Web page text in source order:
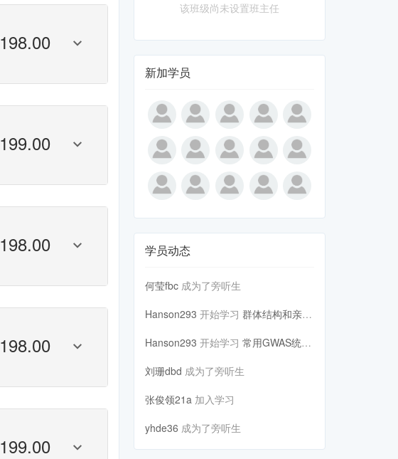
198.00
199.00
198.00
198.00
199.00
该班级尚未设置班主任
新加学员
学员动态
何莹fbc 成为了旁听生
Hanson293 开始学习 群体结构和亲缘关系
Hanson293 开始学习 常用GWAS统计学方法和模型简...
刘珊dbd 成为了旁听生
张俊领21a 加入学习
yhde36 成为了旁听生